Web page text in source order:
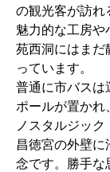
の観光客が訪れ
魅力的な工房や
苑西洞にはまだ
っています。
普通に市バスは
ポールが置か
ノスタルジック
昌徳宮の外壁
念です。勝手な